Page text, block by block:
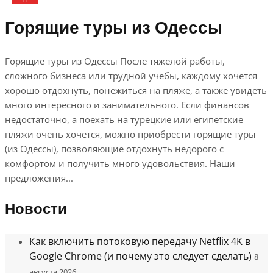
Горящие туры из Одессы
Горящие туры из Одессы После тяжелой работы,
сложного бизнеса или трудной учебы, каждому хочется
хорошо отдохнуть, понежиться на пляже, а также увидеть
много интересного и занимательного. Если финансов
недостаточно, а поехать на турецкие или египетские
пляжи очень хочется, можно приобрести горящие туры
(из Одессы), позволяющие отдохнуть недорого с
комфортом и получить много удовольствия. Наши
предложения...
Новости
Как включить потоковую передачу Netflix 4K в
Google Chrome (и почему это следует сделать) 8